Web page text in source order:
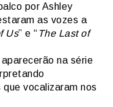
por Ashley
as vozes a
Us” e “ The Last of
na série
vocalizaram nos